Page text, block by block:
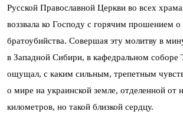
Русской Православной Церкви во всех
воззвала ко Господу с горячим прошением
братоубийства. Совершая эту молитву в
в Западной Сибири, в кафедральном соборе
ощущал, с каким сильным, трепетным
о мире на украинской земле, отделенной от
километров, но такой близкой сердцу.